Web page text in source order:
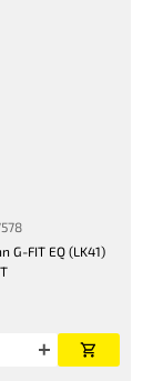
G-FIT EQ (LK41)